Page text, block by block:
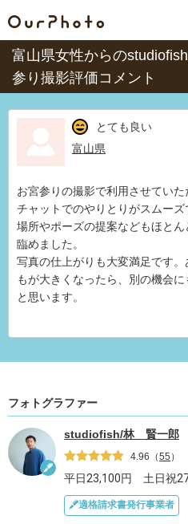
富山県女性からの
参り撮影評価コメント
とても良い
富山県
お宮参りの撮影で利用させていた
チャットでのやりとりがスムー
場所やポーズの提案などもほと
臨めました。
写真の仕上がりも大変満足です
もが大きくなったら、別の機会
と思います。
フォトグラファー
studiofish/林 賢一郎
4.96 （55 ）
平日23,100円 土日祝
適格請求書発行事業者